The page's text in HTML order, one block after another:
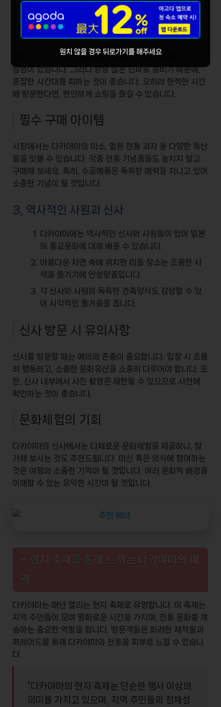
기회 또한 놓칠 수 없습니다.
장점과 단점
전통 시장은 다양한특산품
을 저렴한 가격에 구매할 수 있는
장점이 있습니다. 그러나 항상 많은 인파로 붐비기 때문에,
혼잡한 시간대를 피하는 것이 좋습니다. 오히려 한적한 시간
에 방문한다면, 편안하게 쇼핑을 즐길 수 있습니다.
필수 구매 아이템
시장에서는 다카야마의 미소 , 일본 전통 과자 등 다양한 특산
물을 맛볼 수 있습니다. 각종 전통 기념품들도 놓치지 말고
구매해 보세요. 특히, 수공예품은 독특한 매력을 지니고 있어
소중한 기념이 될 것입니다.
3, 역사적인 사원과 신사
다카야마에는 역사적인 신사와 사원들이 있어 일본
의 종교문화에 대해 배울 수 있습니다.
아름다운 자연 속에 위치한 이들 장소는 조용한 사
색을 즐기기에 안성맞춤입니다.
각 신사와 사원의 독특한 건축양식도 감상할 수 있
어 시각적인 즐거움을 줍니다.
신사 방문 시 유의사항
신사를 방문할 때는 예의와 존중이 중요합니다. 입장 시 조용
히 행동하고, 소중한 문화유산을 소중히 다루어야 합니다. 또
한, 신사 내부에서 사진 촬영은 제한될 수 있으므로 사전에
확인하는 것이 좋습니다.
문화체험의 기회
다카야마의 신사에서는 다채로운 문화체험을 제공하니, 참
가해 보시는 것도 추천드립니다. 미신 혹은 의식에 참여하는
것은 여행의 소중한 기억이 될 것입니다. 여러 문화적 배경을
이해할 수 있는 유익한 시간이 될 것입니다.
– 현지 축제를 통해 느끼는 다카야마의 매
력
다카야마는 매년 열리는 현지 축제 로 유명합니다. 이 축제는
지역 주민들이 모여 평화로운 시간을 가지며, 전통 문화를 계
승하는 중요한 역할을 합니다. 방문객들은 화려한 제작물과
퍼레이드를 통해 다카야마의 전통을 피부로 느낄 수 있습니
다.
“다카야마의 현지 축제는 단순한 행사 이상의
의미를 가지고 있으며, 지역 주민들의 정체성
원치 않을 경우 뒤로가기를 해주세요